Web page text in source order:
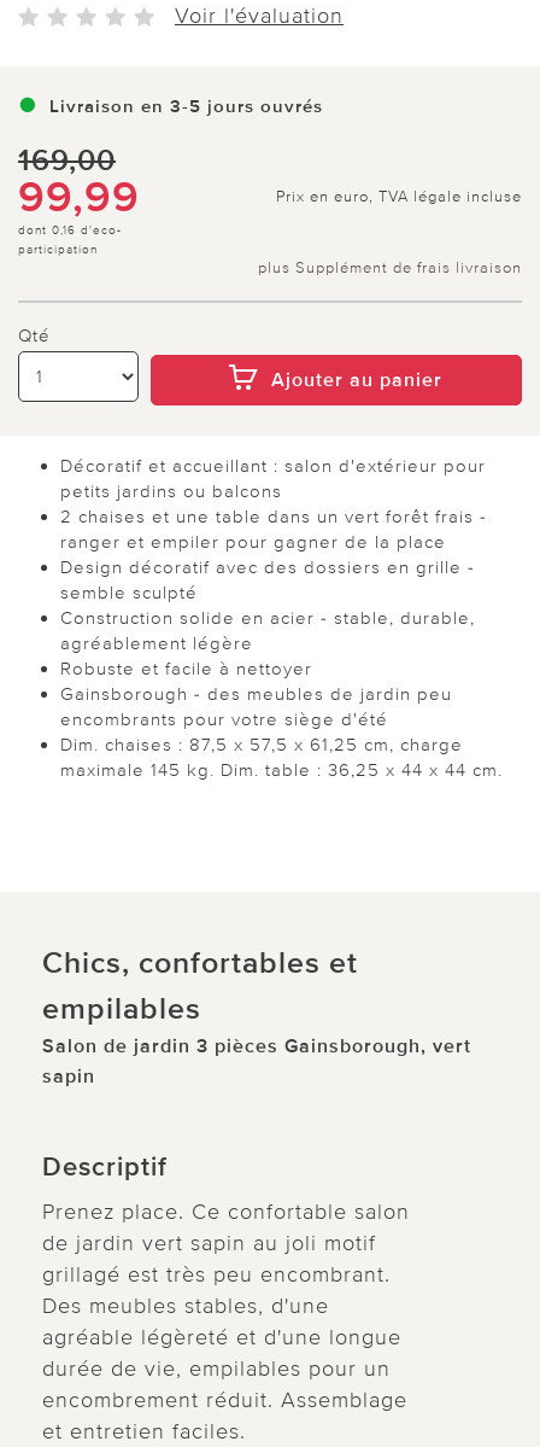
Voir l'évaluation
Livraison en 3-5 jours ouvrés
169,00
99,99
dont 0,16 d'eco-
participation
Prix en euro, TVA légale incluse
plus Supplément de frais livraison
Qté
Ajouter au panier
Décoratif et accueillant : salon d'extérieur pour
petits jardins ou balcons
2 chaises et une table dans un vert forêt frais -
ranger et empiler pour gagner de la place
Design décoratif avec des dossiers en grille -
semble sculpté
Construction solide en acier - stable, durable,
agréablement légère
Robuste et facile à nettoyer
Gainsborough - des meubles de jardin peu
encombrants pour votre siège d'été
Dim. chaises : 87,5 x 57,5 x 61,25 cm, charge
maximale 145 kg. Dim. table : 36,25 x 44 x 44 cm.
Chics, confortables et
empilables
Salon de jardin 3 pièces Gainsborough, vert
sapin
Descriptif
Prenez place. Ce confortable salon
de jardin vert sapin au joli motif
grillagé est très peu encombrant.
Des meubles stables, d'une
agréable légèreté et d'une longue
durée de vie, empilables pour un
encombrement réduit. Assemblage
et entretien faciles.